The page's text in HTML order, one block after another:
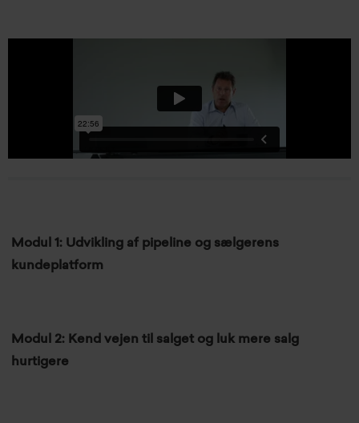
Modul 1: Udvikling af pipeline og sælgerens
kundeplatform
Modul 2: Kend vejen til salget og luk mere salg
hurtigere